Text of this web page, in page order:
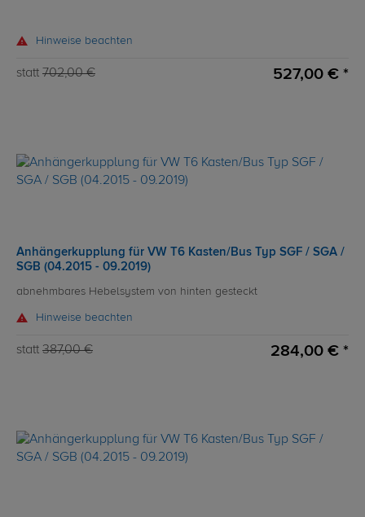
Hinweise beachten
statt 702,00 € 527,00 € *
Anhängerkupplung für VW T6 Kasten/Bus Typ SGF / SGA /
SGB (04.2015 - 09.2019)
abnehmbares Hebelsystem von hinten gesteckt
Hinweise beachten
statt 387,00 € 284,00 € *